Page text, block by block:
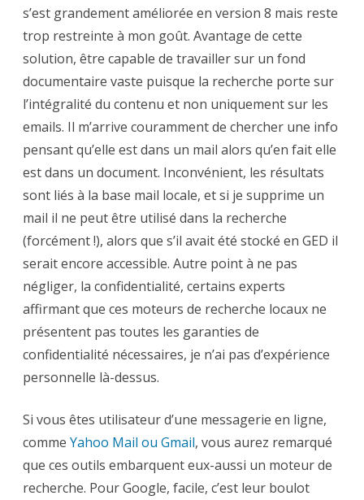
s’est grandement améliorée en version 8 mais reste
trop restreinte à mon goût. Avantage de cette
solution, être capable de travailler sur un fond
documentaire vaste puisque la recherche porte sur
l’intégralité du contenu et non uniquement sur les
emails. Il m’arrive couramment de chercher une info
pensant qu’elle est dans un mail alors qu’en fait elle
est dans un document. Inconvénient, les résultats
sont liés à la base mail locale, et si je supprime un
mail il ne peut être utilisé dans la recherche
(forcément !), alors que s’il avait été stocké en GED il
serait encore accessible. Autre point à ne pas
négliger, la confidentialité, certains experts
affirmant que ces moteurs de recherche locaux ne
présentent pas toutes les garanties de
confidentialité nécessaires, je n’ai pas d’expérience
personnelle là-dessus.
Si vous êtes utilisateur d’une messagerie en ligne,
comme Yahoo Mail ou Gmail, vous aurez remarqué
que ces outils embarquent eux-aussi un moteur de
recherche. Pour Google, facile, c’est leur boulot